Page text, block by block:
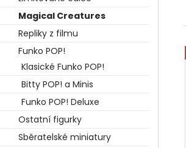
Magical Creatures
Repliky z filmu
Funko POP!
Klasické Funko POP!
Bitty POP! a Minis
Funko POP! Deluxe
Ostatní figurky
Sběratelské miniatury
FAZOLKY TISÍCKRÁT JINAK
HARRY POTTER